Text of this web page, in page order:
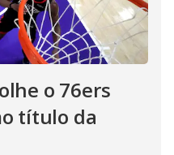
o 76ers
título da